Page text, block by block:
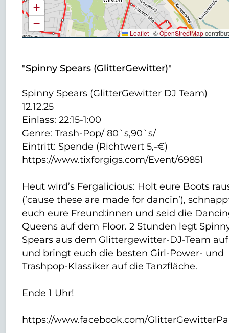
+
−
Leaflet | ©OpenStreetMap
"Spinny Spears (GlitterGewitter)"
Spinny Spears (GlitterGewitter DJ Team)
12.12.25
Einlass: 22:15-1:00
Genre: Trash-Pop/ 80`s,90`s/
Eintritt: Spende (Richtwert 5,-€)
https://www.tixforgigs.com/Event/69851
Heut wird’s Fergalicious: Holt eure Boots
(’cause these are made for dancin’),
euch eure Freund:innen und seid die
Queens auf dem Floor. 2 Stunden legt
Spears aus dem Glittergewitter-DJ-Team auf
und bringt euch die besten Girl-Power- und
Trashpop-Klassiker auf die Tanzfläche.
Ende 1 Uhr!
https://www.facebook.com/